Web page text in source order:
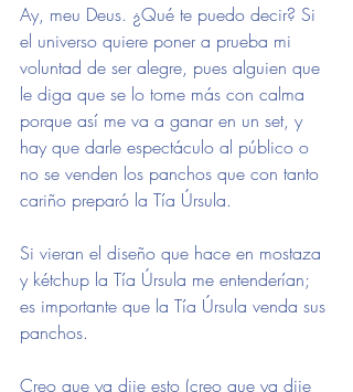
Ay, meu Deus. ¿Qué te puedo decir? Si
el universo quiere poner a prueba mi
voluntad de ser alegre, pues alguien que
le diga que se lo tome más con calma
porque así me va a ganar en un set, y
hay que darle espectáculo al público o
no se venden los panchos que con tanto
cariño preparó la Tía Úrsula.
Si vieran el diseño que hace en mostaza
y kétchup la Tía Úrsula me entenderían;
es importante que la Tía Úrsula venda sus
panchos.
Creo que ya dije esto (creo que ya dije